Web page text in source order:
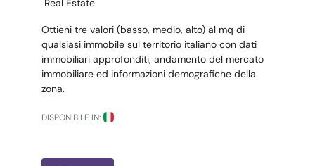
Real Estate
Ottieni tre valori (basso, medio, alto) al mq di
qualsiasi immobile sul territorio italiano con dati
immobiliari approfonditi, andamento del mercato
immobiliare ed informazioni demografiche della
zona.
DISPONIBILE IN: